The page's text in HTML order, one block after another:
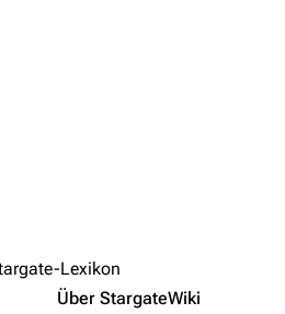
Permanenter Link
Lexikon
Über StargateWiki